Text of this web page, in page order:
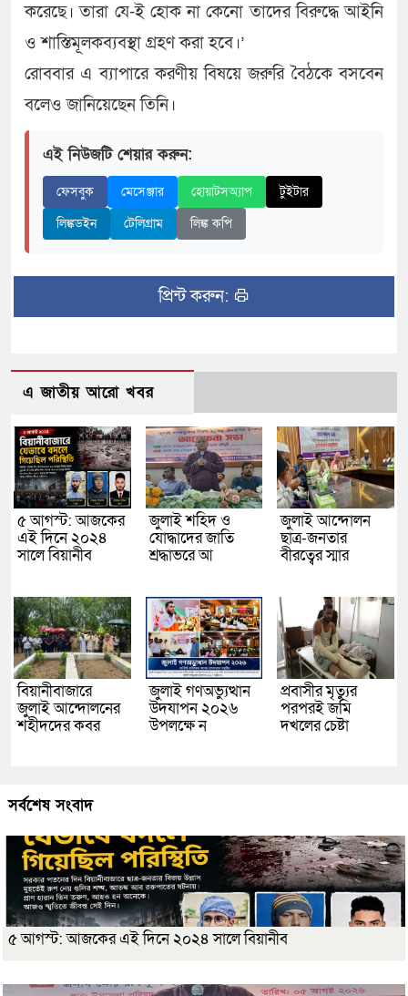
করেছে। তারা যে-ই হোক না কেনো তাদের বিরুদ্ধে আইনি
ও শাস্তিমূলকব্যবস্থা গ্রহণ করা হবে।’
রোববার এ ব্যাপারে করণীয় বিষয়ে জরুরি বৈঠকে বসবেন
বলেও জানিয়েছেন তিনি।
এই নিউজটি শেয়ার করুন:
ফেসবুক মেসেঞ্জার হোয়াটসঅ্যাপ
টুইটার
লিঙ্কডইন
টেলিগ্রাম লিঙ্ক কপি
প্রিন্ট করুন:
এ জাতীয় আরো খবর
৫ আগস্ট: আজকের
এই দিনে ২০২৪
সালে বিয়ানীব
জুলাই শহিদ ও
যোদ্ধাদের জাতি
শ্রদ্ধাভরে আ
জুলাই আন্দোলন
ছাত্র-জনতার
বীরত্বের স্মার
বিয়ানীবাজারে
জুলাই আন্দোলনের
শহীদদের কবর
জুলাই গণঅভ্যুত্থান
উদযাপন ২০২৬
উপলক্ষে ন
প্রবাসীর মৃত্যুর
পরপরই জমি
দখলের চেষ্টা
সর্বশেষ সংবাদ
৫ আগস্ট: আজকের এই দিনে ২০২৪ সালে বিয়ানীব